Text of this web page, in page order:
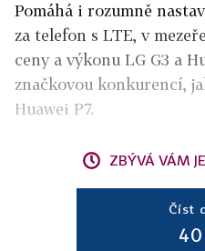
Pomáhá i rozumně
za telefon s LTE, v
ceny a výkonu LG G3 a
značkovou konkurencí,
Huawei P7.
ZBÝVÁ VÁM
Číst
40